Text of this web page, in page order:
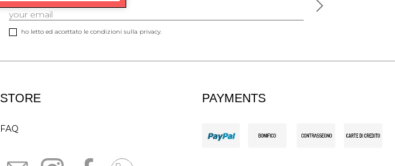
ho letto ed accettato le condizioni sulla privacy.
STORE
FAQ
PAYMENTS